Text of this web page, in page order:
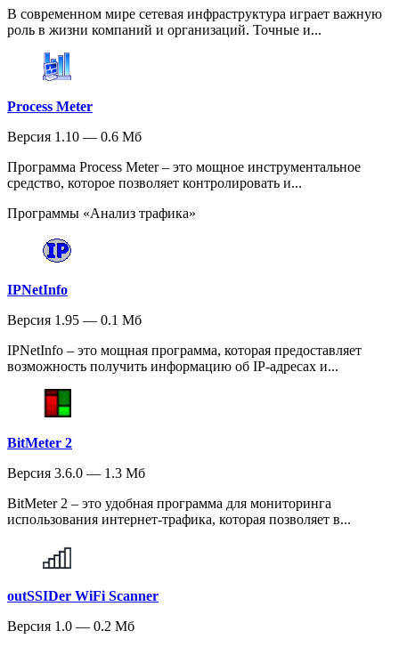
В современном мире сетевая инфраструктура играет важную
роль в жизни компаний и организаций. Точные и...
Process Meter
Версия 1.10 — 0.6 Мб
Программа Process Meter – это мощное инструментальное
средство, которое позволяет контролировать и...
Программы «Анализ трафика»
IPNetInfo
Версия 1.95 — 0.1 Мб
IPNetInfo – это мощная программа, которая предоставляет
возможность получить информацию об IP-адресах и...
BitMeter 2
Версия 3.6.0 — 1.3 Мб
BitMeter 2 – это удобная программа для мониторинга
использования интернет-трафика, которая позволяет в...
outSSIDer WiFi Scanner
Версия 1.0 — 0.2 Мб